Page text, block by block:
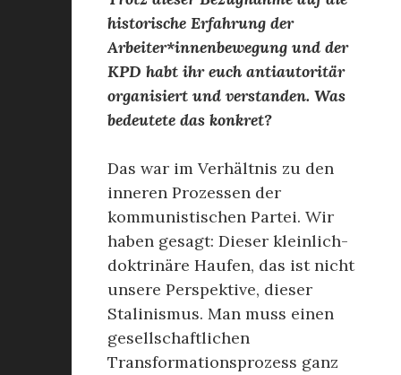
historische Erfahrung der
Arbeiter*innenbewegung und der
KPD habt ihr euch antiautoritär
organisiert und verstanden. Was
bedeutete das konkret?
Das war im Verhältnis zu den
inneren Prozessen der
kommunistischen Partei. Wir
haben gesagt: Dieser kleinlich-
doktrinäre Haufen, das ist nicht
unsere Perspektive, dieser
Stalinismus. Man muss einen
gesellschaftlichen
Transformationsprozess ganz